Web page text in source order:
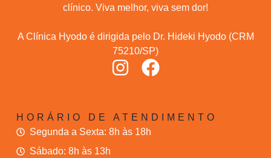
clínico. Viva melhor, viva sem dor!
A Clínica Hyodo é dirigida pelo Dr. Hideki Hyodo (CRM
75210/SP)
HORÁRIO DE ATENDIMENTO
Segunda a Sexta: 8h às 18h
Sábado: 8h às 13h